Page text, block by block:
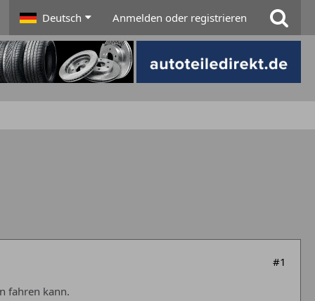
Deutsch Anmelden oder registrieren
#1
fahren kann.